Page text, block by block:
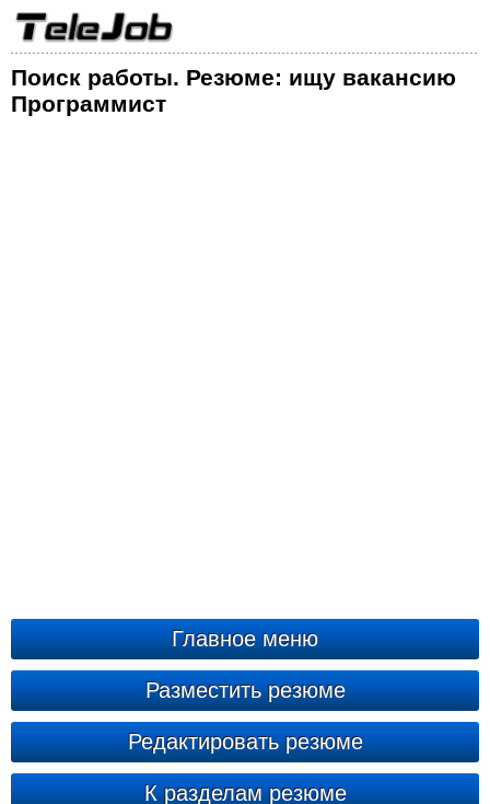
Поиск работы. Резюме: ищу вакансию
Программист
Главное меню
Разместить резюме
Редактировать резюме
К разделам резюме